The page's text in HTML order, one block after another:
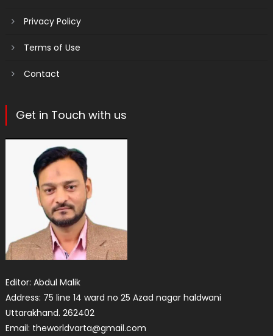
Privacy Policy
Terms of Use
Contact
Get in Touch with us
Editor: Abdul Malik
Address: 75 line 14 ward no 25 Azad nagar haldwani
Uttarakhand. 262402
Email: theworldvarta@gmail.com